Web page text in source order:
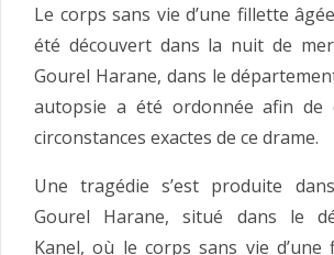
Le corps sans vie d’une fillette
été découvert dans la nuit de
Gourel Harane, dans le
autopsie a été ordonnée afin de
circonstances exactes de ce drame.
Une tragédie s’est produite
Gourel Harane, situé dans le
Kanel, où le corps sans vie d’une